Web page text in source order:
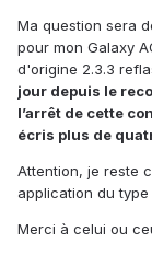
Ma question sera
pour mon Galaxy
d'origine 2.3.3
jour depuis le
l’arrêt de cette
écris plus de
Attention, je reste
application du type
Merci à celui ou